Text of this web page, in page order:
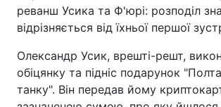
реванш Усика та Ф'юрі: розподіл
відрізняється від їхньої першої
Олександр Усик, врешті-решт,
обіцянку та підніс подарунок
танку". Він передав йому